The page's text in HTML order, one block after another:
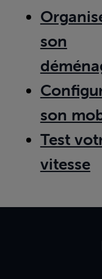
son
son
Test
vitesse